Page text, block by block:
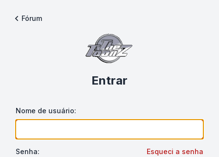
Fórum
Entrar
Nome de usuário:
Senha: Esqueci a senha